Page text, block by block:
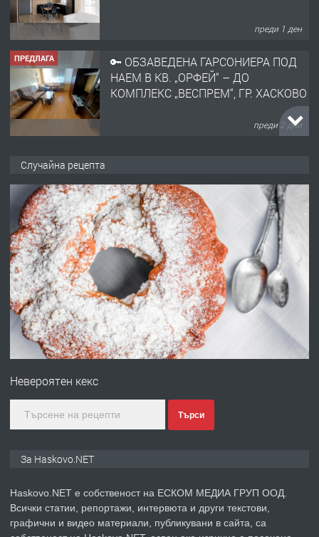
преди 1 ден
ПРЕДЛАГА
🔑 ОБЗАВЕДЕНА ГАРСОНИЕРА ПОД
НАЕМ В КВ. „ОРФЕЙ“ – ДО
КОМПЛЕКС „ВЕСПРЕМ“, ГР. ХАСКОВО
преди 2 дни
АПАРТАМЕНТ В ЦЕНТЪРА НА ГР.
ХАСКОВО
преди 3 дни
ПРЕДЛАГА Давам гараж под наем
преди 3 дни
ПРЕДЛАГА
№4120 Магазин/Офис под наем в кв.
преди 4 дни
Случайна рецепта
Невероятен кекс
Търси
За Haskovo.NET
Haskovo.NET е собственост на ЕСКОМ МЕДИА ГРУП ООД.
Всички статии, репортажи, интервюта и други текстови,
графични и видео материали, публикувани в сайта, са